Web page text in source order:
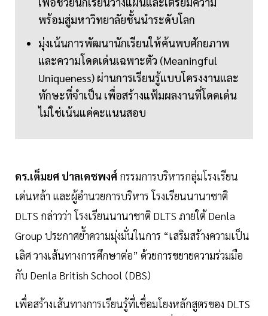
พร้อมสู่มหาวิทยาลัยชั้นนำระดับโลก
มุ่งเน้นการพัฒนานักเรียนให้ค้นพบศักยภาพ
และความโดดเด่นเฉพาะตัว (Meaningful
Uniqueness) ผ่านการเรียนรู้แบบโครงงานและ
ทักษะที่จำเป็น เพื่อสร้างแฟ้มผลงานที่โดดเด่น
ไม่ใช่เน้นแค่คะแนนสอบ
ดร.เต็มยศ ปาลเดชพงศ์ กรรมการบริหารกลุ่มโรงเรียน
เด่นหล้า และผู้อำนวยการบริหาร โรงเรียนนานาชาติ
DLTS กล่าวว่า โรงเรียนนานาชาติ DLTS ภายใต้ Denla
Group ประกาศย้ำความมุ่งมั่นในการ “เสริมสร้างความเป็น
เลิศ วางเส้นทางการศึกษาต่อ” ด้วยการขยายความร่วมมือ
กับ Denla British School (DBS)
เพื่อสร้างเส้นทางการเรียนรู้ที่เชื่อมโยงหลักสูตรของ DLTS